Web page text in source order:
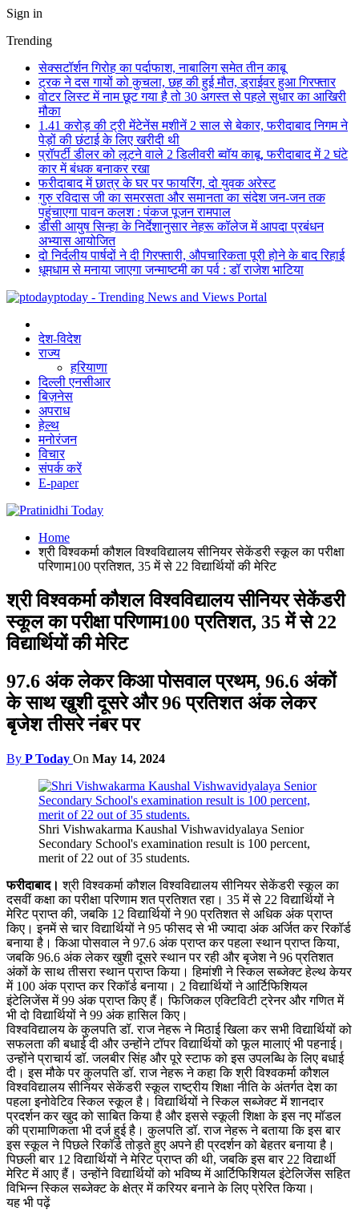
Sign in
Trending
सेक्सटॉर्शन गिरोह का पर्दाफाश, नाबालिग समेत तीन काबू
ट्रक ने दस गायों को कुचला, छह की हुई मौत, ड्राईवर हुआ गिरफ्तार
वोटर लिस्ट में नाम छूट गया है तो 30 अगस्त से पहले सुधार का आखिरी
मौका
1.41 करोड़ की ट्री मेंटेनेंस मशीनें 2 साल से बेकार, फरीदाबाद निगम ने
पेड़ों की छंटाई के लिए खरीदी थी
प्रॉपर्टी डीलर को लूटने वाले 2 डिलीवरी ब्वॉय काबू, फरीदाबाद में 2 घंटे
कार में बंधक बनाकर रखा
फरीदाबाद में छात्र के घर पर फायरिंग, दो युवक अरेस्ट
गुरु रविदास जी का समरसता और समानता का संदेश जन-जन तक
पहुंचाएगा पावन कलश : पंकज पूजन रामपाल
डीसी आयुष सिन्हा के निर्देशानुसार नेहरू कॉलेज में आपदा प्रबंधन
अभ्यास आयोजित
दो निर्दलीय पार्षदों ने दी गिरफ्तारी, औपचारिकता पूरी होने के बाद रिहाई
धूमधाम से मनाया जाएगा जन्माष्टमी का पर्व : डॉ राजेश भाटिया
ptoday - Trending News and Views Portal
देश-विदेश
राज्य
हरियाणा
दिल्ली एनसीआर
बिज़नेस
अपराध
हेल्थ
मनोरंजन
विचार
संपर्क करें
E-paper
Home
श्री विश्वकर्मा कौशल विश्वविद्यालय सीनियर सेकेंडरी स्कूल का परीक्षा
परिणाम100 प्रतिशत, 35 में से 22 विद्यार्थियों की मेरिट
श्री विश्वकर्मा कौशल विश्वविद्यालय सीनियर सेकेंडरी
स्कूल का परीक्षा परिणाम100 प्रतिशत, 35 में से 22
विद्यार्थियों की मेरिट
97.6 अंक लेकर किआ पोसवाल प्रथम, 96.6 अंकों
के साथ खुशी दूसरे और 96 प्रतिशत अंक लेकर
बृजेश तीसरे नंबर पर
By P Today On May 14, 2024
Shri Vishwakarma Kaushal Vishwavidyalaya Senior
Secondary School's examination result is 100 percent,
merit of 22 out of 35 students.
फरीदाबाद। श्री विश्वकर्मा कौशल विश्वविद्यालय सीनियर सेकेंडरी स्कूल का
दसवीं कक्षा का परीक्षा परिणाम शत प्रतिशत रहा। 35 में से 22 विद्यार्थियों ने
मेरिट प्राप्त की, जबकि 12 विद्यार्थियों ने 90 प्रतिशत से अधिक अंक प्राप्त
किए। इनमें से चार विद्यार्थियों ने 95 फीसद से भी ज्यादा अंक अर्जित कर रिकॉर्ड
बनाया है। किआ पोसवाल ने 97.6 अंक प्राप्त कर पहला स्थान प्राप्त किया,
जबकि 96.6 अंक लेकर खुशी दूसरे स्थान पर रही और बृजेश ने 96 प्रतिशत
अंकों के साथ तीसरा स्थान प्राप्त किया। हिमांशी ने स्किल सब्जेक्ट हेल्थ केयर
में 100 अंक प्राप्त कर रिकॉर्ड बनाया। 2 विद्यार्थियों ने आर्टिफिशियल
इंटेलिजेंस में 99 अंक प्राप्त किए हैं। फिजिकल एक्टिविटी ट्रेनर और गणित में
भी दो विद्यार्थियों ने 99 अंक हासिल किए।
विश्वविद्यालय के कुलपति डॉ. राज नेहरू ने मिठाई खिला कर सभी विद्यार्थियों को
सफलता की बधाई दी और उन्होंने टॉपर विद्यार्थियों को फूल मालाएं भी पहनाई।
उन्होंने प्राचार्य डॉ. जलबीर सिंह और पूरे स्टाफ को इस उपलब्धि के लिए बधाई
दी। इस मौके पर कुलपति डॉ. राज नेहरू ने कहा कि श्री विश्वकर्मा कौशल
विश्वविद्यालय सीनियर सेकेंडरी स्कूल राष्ट्रीय शिक्षा नीति के अंतर्गत देश का
पहला इनोवेटिव स्किल स्कूल है। विद्यार्थियों ने स्किल सब्जेक्ट में शानदार
प्रदर्शन कर खुद को साबित किया है और इससे स्कूली शिक्षा के इस नए मॉडल
की प्रामाणिकता भी दर्ज हुई है। कुलपति डॉ. राज नेहरू ने बताया कि इस बार
इस स्कूल ने पिछले रिकॉर्ड तोड़ते हुए अपने ही प्रदर्शन को बेहतर बनाया है।
पिछली बार 12 विद्यार्थियों ने मेरिट प्राप्त की थी, जबकि इस बार 22 विद्यार्थी
मेरिट में आए हैं। उन्होंने विद्यार्थियों को भविष्य में आर्टिफिशियल इंटेलिजेंस सहित
विभिन्न स्किल सब्जेक्ट के क्षेत्र में करियर बनाने के लिए प्रेरित किया।
यह भी पढ़ें